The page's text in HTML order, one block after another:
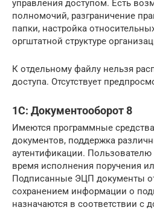
управления доступом. Есть
полномочий, разграничение
папки, настройка
оргштатной структуре
К отдельному файлу нельзя
доступа. Отсутствует
1С: Документооборот 8
Имеются программные
документов, поддержка
аутентификации.
время исполнения поручения
Подписанные ЭЦП документы
сохранением информации о
назначаются в соответствии с